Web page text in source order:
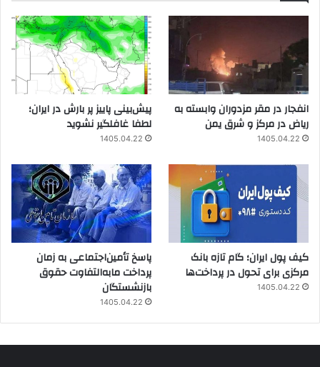
انفجار در مقر مزدوران وابسته به
ریاض در مرکز و شرق یمن
1405.04.22
پیش‌بینی پاییز پر بارش در ایران؛
لطفا غافلگیر نشوید
1405.04.22
کیف پول ایران؛ گام تازه بانک
مرکزی برای تحول در پرداخت‌ها
1405.04.22
پاسخ تأمین‌اجتماعی به زمان
پرداخت مابه‌التفاوت حقوق
بازنشستگان
1405.04.22